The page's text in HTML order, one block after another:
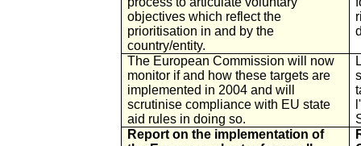
objectives which reflect the
prioritisation in and by the
country/entity.
The European Commission will now
monitor if and how these targets are
implemented in 2004 and will
scrutinise compliance with EU state
aid rules in doing so.
Report on the implementation of